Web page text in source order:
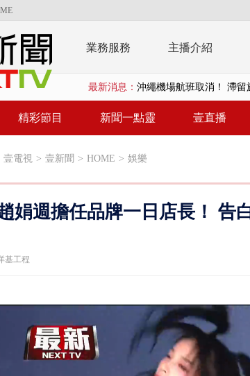
業務服務 主播介紹
最新消息： 沖繩機場航班取消！ 滯留
泰國傳嚴重校園槍擊！ 14
父親節限定！ 「一鴨三
白海豚海警！ 雨彈將炸
精彩節目 新聞一點靈 壹直播
壹電視 > 壹新聞 > HOME > 娛樂
娟週擔任品牌一日店長！ 告
基工程